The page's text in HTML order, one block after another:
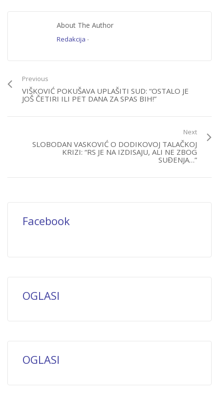
About The Author
Redakcija -
Previous
VIŠKOVIĆ POKUŠAVA UPLAŠITI SUD: “OSTALO JE
JOŠ ČETIRI ILI PET DANA ZA SPAS BIH!”
Next
SLOBODAN VASKOVIĆ O DODIKOVOJ TALAČKOJ
KRIZI: “RS JE NA IZDISAJU, ALI NE ZBOG
SUĐENJA…”
Facebook
OGLASI
OGLASI